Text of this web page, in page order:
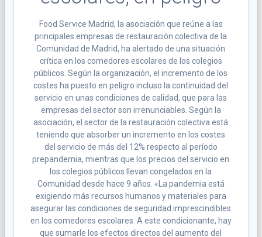
Food Service Madrid, la asociación que reúne a las
principales empresas de restauración colectiva de la
Comunidad de Madrid, ha alertado de una situación
crítica en los comedores escolares de los colegios
públicos. Según la organización, el incremento de los
costes ha puesto en peligro incluso la continuidad del
servicio en unas condiciones de calidad, que para las
empresas del sector son irrenunciables. Según la
asociación, el sector de la restauración colectiva está
teniendo que absorber un incremento en los costes
del servicio de más del 12% respecto al período
prepandemia, mientras que los precios del servicio en
los colegios públicos llevan congelados en la
Comunidad desde hace 9 años. «La pandemia está
exigiendo más recursos humanos y materiales para
asegurar las condiciones de seguridad imprescindibles
en los comedores escolares. A este condicionante, hay
que sumarle los efectos directos del aumento del